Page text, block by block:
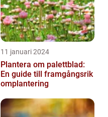
11 januari 2024
Plantera om palettblad:
En guide till framgångsrik
omplantering